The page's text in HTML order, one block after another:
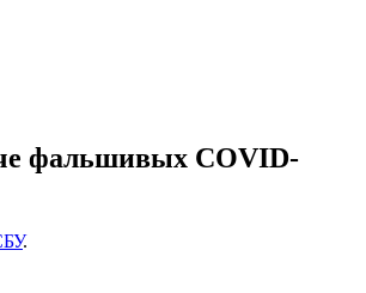
фальшивых COVID-
.